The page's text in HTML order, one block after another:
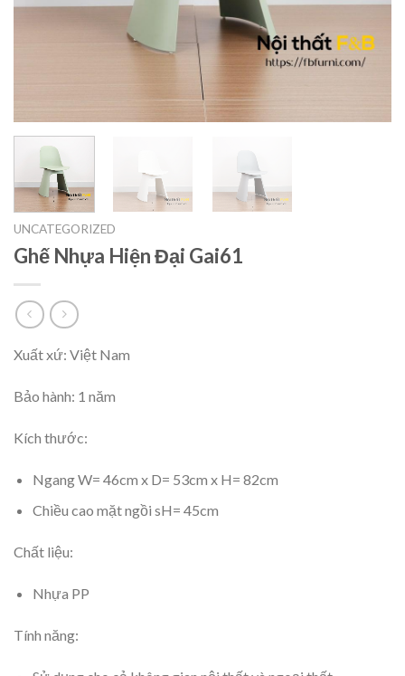
UNCATEGORIZED
Ghế Nhựa Hiện Đại Gai61
Xuất xứ: Việt Nam
Bảo hành: 1 năm
Kích thước:
Ngang W= 46cm x D= 53cm x H= 82cm
Chiều cao mặt ngồi sH= 45cm
Chất liệu:
Nhựa PP
Tính năng: